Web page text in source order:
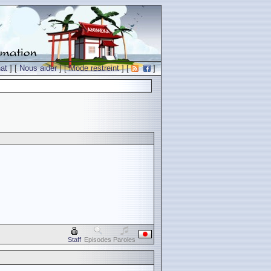
] [Nous aider] [Mode restreint] [ ]
Staff Episodes Paroles